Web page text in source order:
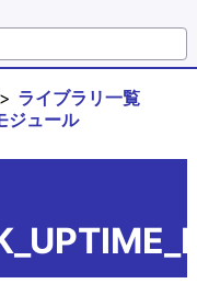
ライブラリ一覧
ジュール